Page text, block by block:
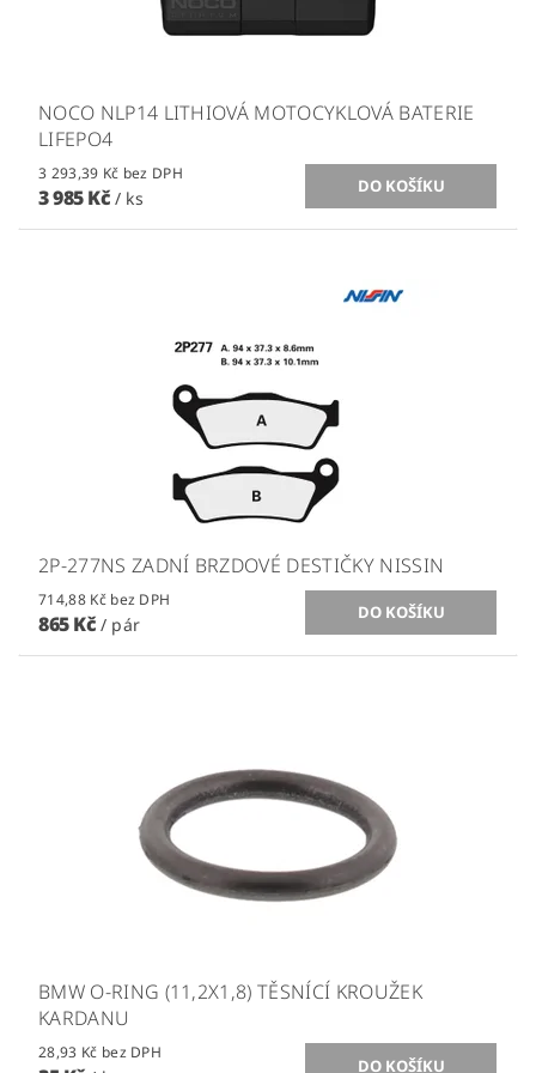
NOCO NLP14 LITHIOVÁ MOTOCYKLOVÁ BATERIE
LIFEPO4
3 293,39 Kč bez DPH
3 985 Kč / ks
2P-277NS ZADNÍ BRZDOVÉ DESTIČKY NISSIN
714,88 Kč bez DPH
865 Kč / pár
BMW O-RING (11,2X1,8) TĚSNÍCÍ KROUŽEK
KARDANU
28,93 Kč bez DPH